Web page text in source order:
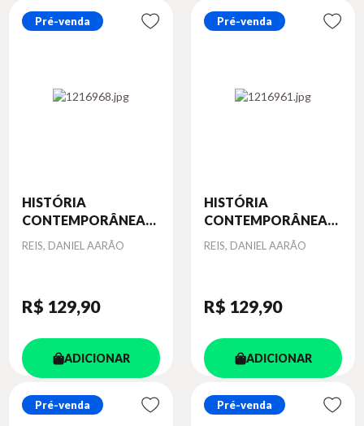
Pré-venda
HISTÓRIA
CONTEMPORÂNEA
5:...
Autor
REIS, DANIEL AARÃO
R$ 129,90
ADICIONAR
Pré-venda
HISTÓRIA
CONTEMPORÂNEA
4:...
Autor
REIS, DANIEL AARÃO
R$ 129,90
ADICIONAR
Pré-venda Pré-venda